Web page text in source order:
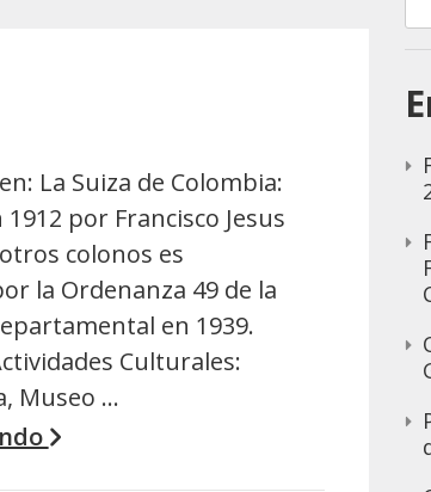
La Suiza de Colombia:
por Francisco Jesus
colonos es
la Ordenanza 49 de la
en 1939.
Culturales:
Museo …